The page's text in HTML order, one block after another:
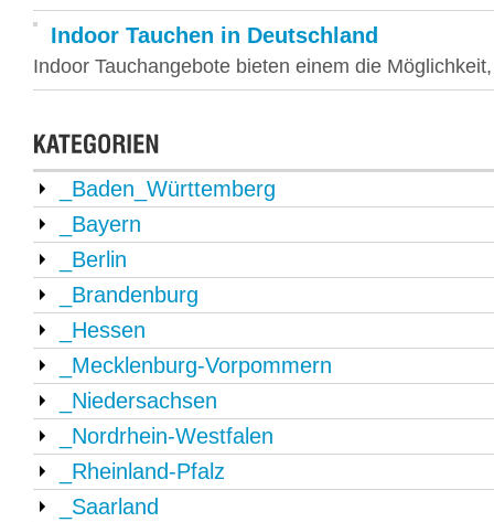
Indoor Tauchen in Deutschland
Indoor Tauchangebote bieten einem die Möglichkeit,
_Baden_Württemberg
_Bayern
_Berlin
_Brandenburg
_Hessen
_Mecklenburg-Vorpommern
_Niedersachsen
_Nordrhein-Westfalen
_Rheinland-Pfalz
_Saarland